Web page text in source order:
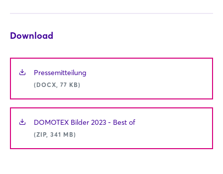
Download
Pressemitteilung
(DOCX, 77 KB)
DOMOTEX Bilder 2023 - Best of
(ZIP, 341 MB)
Passwort vergessen?
Jetzt registrieren